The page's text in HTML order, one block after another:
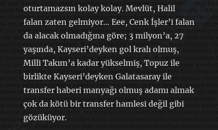
oturtamazsın kolay kolay. Mevlüt, Halil
falan zaten gelmiyor… Eee, Cenk İşler’i falan
da alacak olmadığına göre; 3 milyon’a, 27
yaşında, Kayseri’deyken gol kralı olmuş,
Milli Takım’a kadar yükselmiş, Topuz ile
birlikte Kayseri’deyken Galatasaray ile
transfer haberi manyağı olmuş adamı almak
çok da kötü bir transfer hamlesi değil gibi
gözüküyor.